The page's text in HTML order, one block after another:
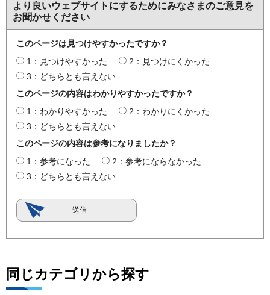
より良いウェブサイトにするためにみなさまのご意見を
お聞かせください
このページは見つけやすかったですか？
1：見つけやすかった
2：見つけにくかった
3：どちらとも言えない
このページの内容はわかりやすかったですか？
1：わかりやすかった
2：わかりにくかった
3：どちらとも言えない
このページの内容は参考になりましたか？
1：参考になった
2：参考にならなかった
3：どちらとも言えない
同じカテゴリから探す